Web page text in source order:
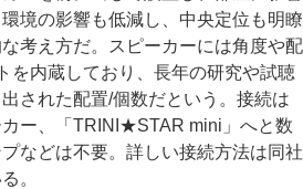
境の影響も低減し、中央定位も明瞭
考え方だ。スピーカーには角度や配
を内蔵しており、長年の研究や試聴
された配置/個数だという。接続は
ー、「TRINI★STAR mini」へと数
などは不要。詳しい接続方法は同社
。